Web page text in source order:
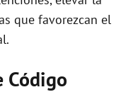
que favorezcan el
Código